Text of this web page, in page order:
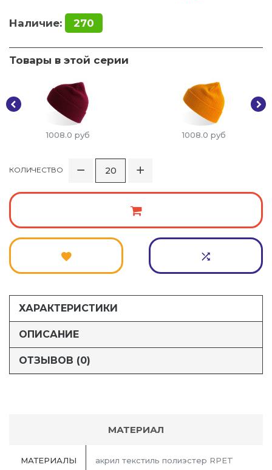
Наличие: 270
Товары в этой серии
1008.0 руб 1008.0 руб
КОЛИЧЕСТВО
ХАРАКТЕРИСТИКИ
ОПИСАНИЕ
ОТЗЫВОВ (0)
МАТЕРИАЛ
МАТЕРИАЛЫ акрил текстиль полиэстер RPET